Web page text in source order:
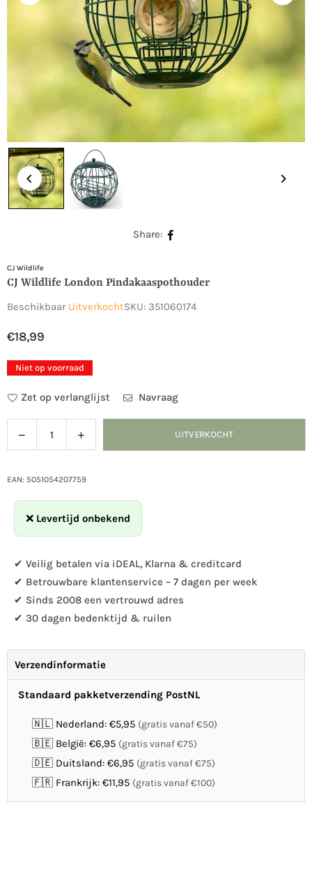
Share:
CJ Wildlife
CJ Wildlife London Pindakaaspothouder
Beschikbaar UitverkochtSKU: 351060174
Normale
prijs
€18,99
Niet op voorraad
Zet op verlanglijst Navraag
Hoeveelheid
Verlaag
de
voor
London
Verhoog
de
voor
London
UITVERKOCHT
EAN: 5051054207759
❌ Levertijd onbekend
✔ Veilig betalen via iDEAL, Klarna & creditcard
✔ Betrouwbare klantenservice – 7 dagen per week
✔ Sinds 2008 een vertrouwd adres
✔ 30 dagen bedenktijd & ruilen
Verzendinformatie
Standaard pakketverzending PostNL
🇳🇱 Nederland: €5,95 (gratis vanaf €50)
🇧🇪 België: €6,95 (gratis vanaf €75)
🇩🇪 Duitsland: €6,95 (gratis vanaf €75)
🇫🇷 Frankrijk: €11,95 (gratis vanaf €100)